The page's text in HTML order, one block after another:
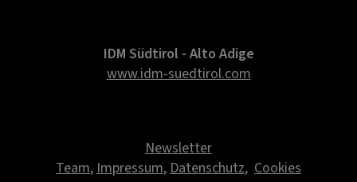
IDM Südtirol - Alto Adige
www.idm-suedtirol.com
Newsletter
Team,Impressum,Datenschutz, Cookies